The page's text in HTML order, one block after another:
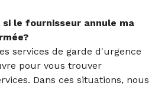
le fournisseur annule ma
services de garde d'urgence
pour vous trouver
Dans ces situations, nous